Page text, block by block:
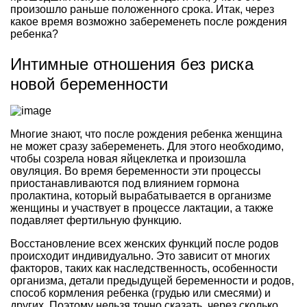
произошло раньше положенного срока. Итак, через
какое время возможно забеременеть после рождения
ребенка?
Интимные отношения без риска
новой беременности
Многие знают, что после рождения ребенка женщина
не может сразу забеременеть. Для этого необходимо,
чтобы созрела новая яйцеклетка и произошла
овуляция. Во время беременности эти процессы
приостанавливаются под влиянием гормона
пролактина, который вырабатывается в организме
женщины и участвует в процессе лактации, а также
подавляет фертильную функцию.
Восстановление всех женских функций после родов
происходит индивидуально. Это зависит от многих
факторов, таких как наследственность, особенности
организма, детали предыдущей беременности и родов,
способ кормления ребенка (грудью или смесями) и